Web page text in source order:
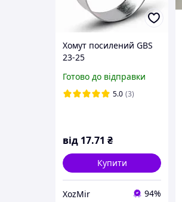
Хомут посилений GBS
23-25
Готово до відправки
5.0 (3)
від 17.71 ₴
Купити
ХоzMir 94%